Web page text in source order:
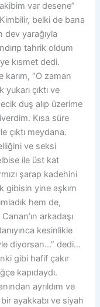
var desene”
belki de bana
dev yarağıyla
tahrik oldum
kısmet dedi.
“O zaman
çıktı ve
duş alıp üzerime
Kısa süre
çıktı meydana.
ve seksi
ile üst kat
şarap kadehini
gibisin yine aşkım
hem de,
arkadaşı
kesinlikle
diyorsan…” dedi…
gibi hafif çakır
kapıdaydı.
ayrıldım ve
ayakkabı ve siyah